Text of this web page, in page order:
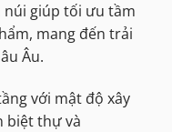
núi giúp tối ưu tầm
mang đến trải
Âu.
với mật độ xây
biệt thự và